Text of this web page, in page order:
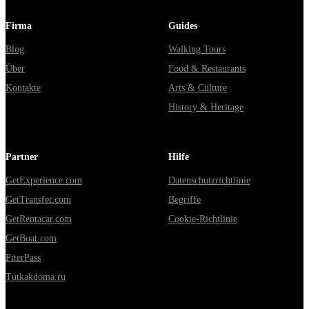
Firma
Blog
Über
Kontakte
Guides
Walking Tours
Food & Restaurants
Arts & Culture
History & Heritage
Partner
GetExperience.com
GetTransfer.com
GetRentacar.com
GetBoat.com
PiterPass
Tutkakdoma.ru
Hilfe
Datenschutzrichtlinie
Begriffe
Cookie-Richtlinie